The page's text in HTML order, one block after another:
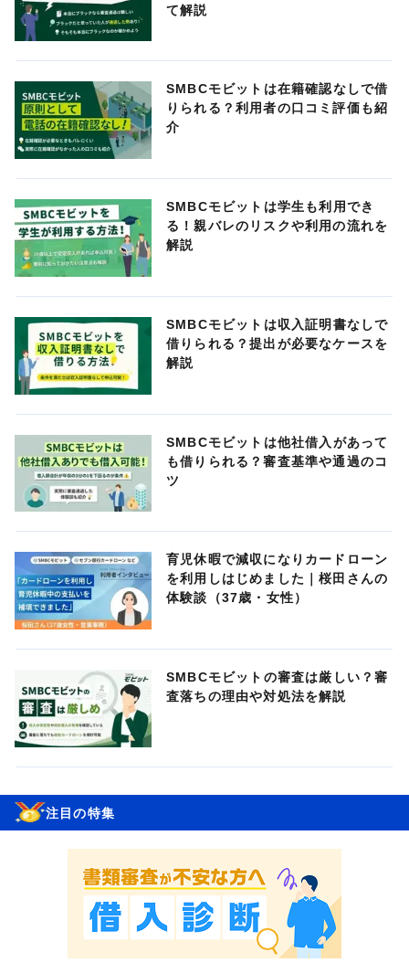
て解説
SMBCモビットは在籍確認なしで借
りられる？利用者の口コミ評価も紹
介
SMBCモビットは学生も利用でき
る！親バレのリスクや利用の流れを
解説
SMBCモビットは収入証明書なしで
借りられる？提出が必要なケースを
解説
SMBCモビットは他社借入があって
も借りられる？審査基準や通過のコ
ツ
育児休暇で減収になりカードローン
を利用しはじめました｜桜田さんの
体験談（37歳・女性）
SMBCモビットの審査は厳しい？審
査落ちの理由や対処法を解説
注目の特集